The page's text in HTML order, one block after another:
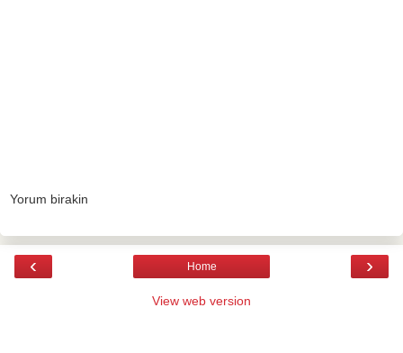
Yorum birakin
‹ ›
Home
View web version